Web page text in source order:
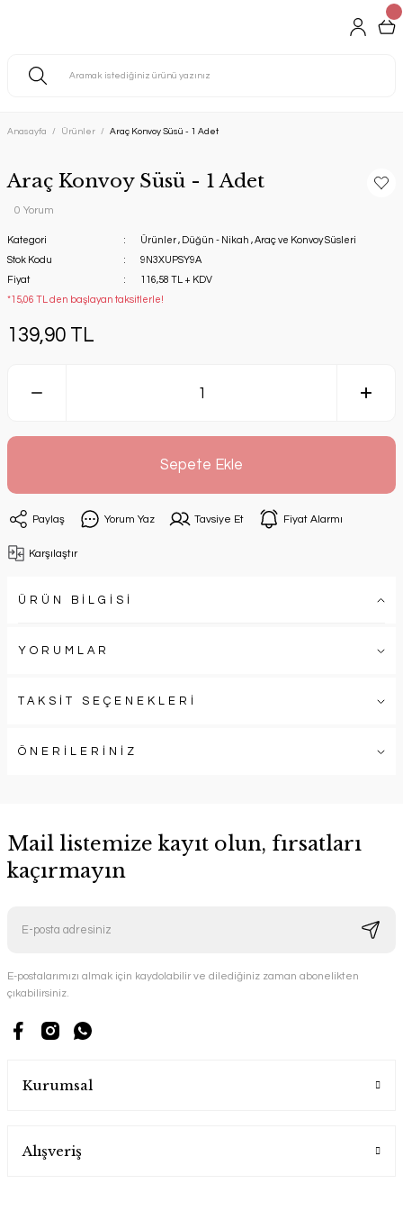
Anasayfa Ürünler Araç Konvoy Süsü - 1 Adet
Araç Konvoy Süsü - 1 Adet
0 Yorum
Kategori Ürünler , Düğün - Nikah ,Araç ve Konvoy Süsleri
Stok Kodu
9N3XUPSY9A
Fiyat
116,58 TL + KDV
*15,06 TL den başlayan taksitlerle!
139,90 TL
Sepete Ekle
Paylaş Yorum Yaz Tavsiye Et Fiyat Alarmı
Karşılaştır
ÜRÜN BİLGİSİ
YORUMLAR
TAKSİT SEÇENEKLERİ
ÖNERİLERİNİZ
Mail listemize kayıt olun, fırsatları
kaçırmayın
E-postalarımızı almak için kaydolabilir ve dilediğiniz zaman abonelikten
çıkabilirsiniz.
Kurumsal
Alışveriş